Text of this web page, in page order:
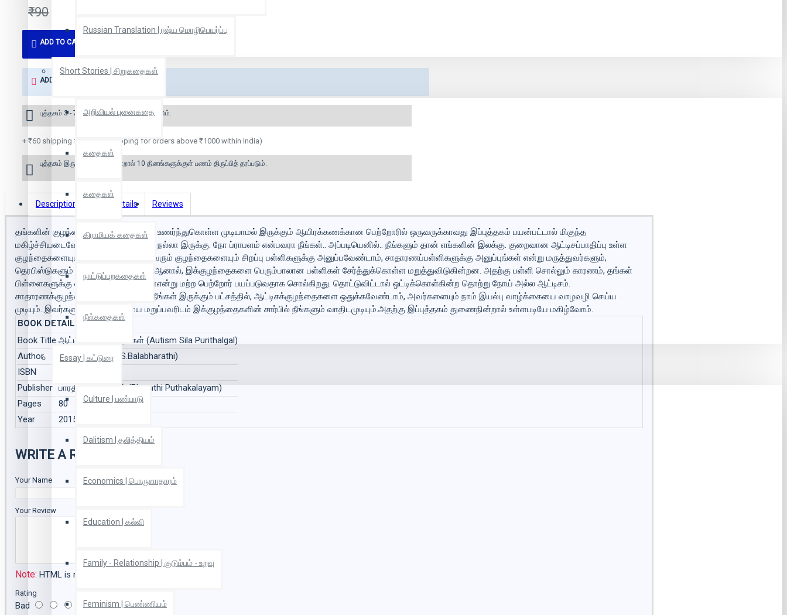
Russian Translation | ரஷ்ய மொழிபெயர்ப்பு
Short Stories | சிறுகதைகள்
அறிவியல் புனைகதை
கதைகள்
கதைகள்
கிராமியக் கதைகள்
நாட்டுப்புறகதைகள்
நீள்கதைகள்
Essay | கட்டுரை
Culture | பண்பாடு
Dalitism | தலித்தியம்
Economics | பொருளாதாரம்
Education | கல்வி
Family - Relationship | குடும்பம் - உறவு
Feminism | பெண்ணியம்
₹90
ADD TO CART
ADD TO WISH LIST
புத்தகம் 3 - 7 நாட்களில் அனுப்பி வைக்கப்படும்.
+ ₹60 shipping fee* (Free shipping for orders above ₹1000 within India)
புத்தகம் இருப்பில் இல்லை என்றால் 10 தினங்களுக்குள் பணம் திருப்பித் தரப்படும்.
Description Book Details Reviews
தங்களின் குழந்தைக்கு இன்னது என்று உணர்ந்துகொள்ள முடியாமல் இருக்கும் ஆயிரக்கணக்கான பெற்றோரில் ஒருவருக்காவது இப்புத்தகம் பயன்பட்டால் மிகுந்த
மகிழ்ச்சியடைவோம். சரி, என் குழந்தை நல்லா இருக்கு. நோ ப்ராபளம் என்பவரா நீங்கள்.. அப்படியெனில்.. நீங்களும் தான் எங்களின் இலக்கு. குறைவான ஆட்டிசப்பாதிப்பு உள்ள
குழந்தைகளையும், அதிலிருந்து மீண்டுவரும் குழந்தைகளையும் சிறப்பு பள்ளிகளுக்கு அனுப்பவேண்டாம், சாதாரணப்பள்ளிகளுக்கு அனுப்புங்கள் என்று மருத்துவர்களும்,
தெரபிஸ்டுகளும் வலியுறுத்துகின்றனர். ஆனால், இக்குழந்தைகளை பெரும்பாலான பள்ளிகள் சேர்த்துக்கொள்ள மறுத்துவிடுகின்றன. அதற்கு பள்ளி சொல்லும் காரணம், தங்கள்
பிள்ளைகளுக்கு ஏதாவது வந்துவிடுமோஎன்று மற்ற பெற்றோர் பயப்படுவதாக சொல்கிறது. தொட்டுவிட்டால் ஒட்டிக்கொள்கின்ற தொற்று நோய் அல்ல ஆட்டிசம்.
சாதாரணக்குழந்தையின் பெற்றோராக நீங்கள் இருக்கும் பட்சத்தில், ஆட்டிசக்குழந்தைகளை ஒதுக்கவேண்டாம், அவர்களையும் நாம் இயல்பு வாழ்க்கையை வாழவழி செய்ய
முடியும். இவர்களுக்கான உரிமையை மறுப்பவரிடம் இக்குழந்தைகளின் சார்பில் நீங்களும் வாதிடமுடியும்.அதற்கு இப்புத்தகம் துணைநின்றால் உள்ளபடியே மகிழ்வோம்.
BOOK DETAILS
Book Title ஆட்டிசம்: சில புரிதல்கள் (Autism Sila Purithalgal)
Author
யெஸ்.பாலபாரதி (S.Balabharathi)
ISBN
Publisher பாரதி புத்தகாலயம் (Bharathi Puthakalayam)
Pages
80
Year
2015
WRITE A REVIEW
Your Name
Your Review
Note: HTML is not translated!
Rating
Bad Good